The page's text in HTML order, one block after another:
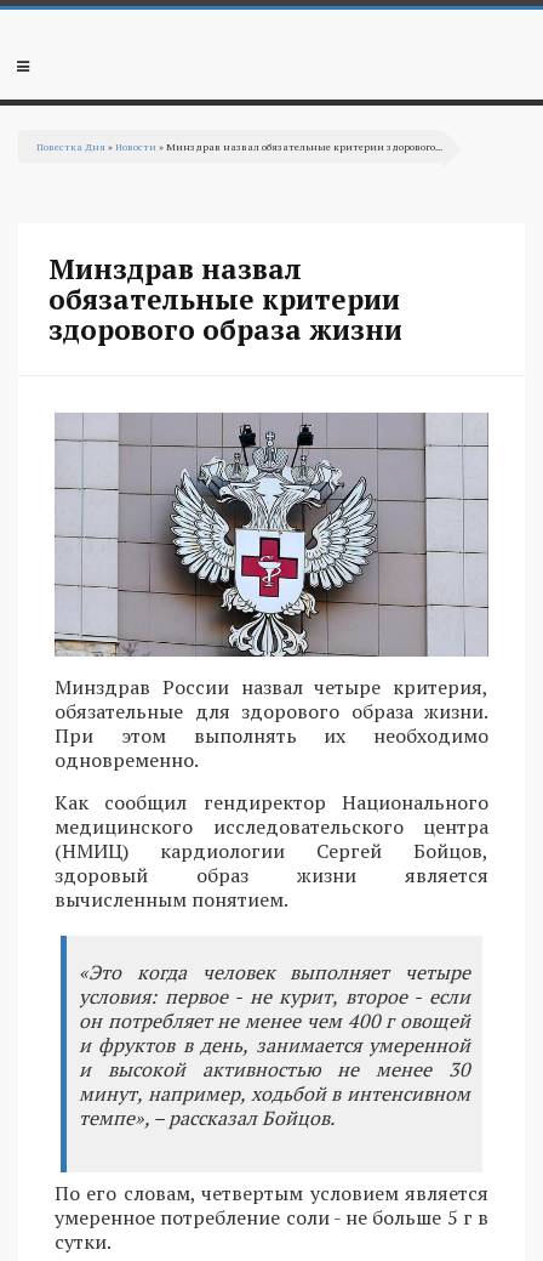
Перейти к основному содержанию
Мобильное
Повестка Дня »Новости » Минздрав назвал обязательные критерии здорового...
Минздрав назвал
обязательные критерии
здорового образа жизни
Минздрав России назвал четыре критерия,
обязательные для здорового образа жизни.
При этом выполнять их необходимо
одновременно.
Как сообщил гендиректор Национального
медицинского исследовательского центра
(НМИЦ) кардиологии Сергей Бойцов,
здоровый образ жизни является
вычисленным понятием.
«Это когда человек выполняет четыре
условия: первое - не курит, второе - если
он потребляет не менее чем 400 г овощей
и фруктов в день, занимается умеренной
и высокой активностью не менее 30
минут, например, ходьбой в интенсивном
темпе», – рассказал Бойцов.
По его словам, четвертым условием является
умеренное потребление соли - не больше 5 г в
сутки.